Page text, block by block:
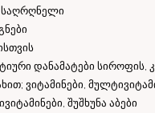
საღრღნელი
დანამატები სიროფის,
ვიტამინები,
შუშხუნა აბები